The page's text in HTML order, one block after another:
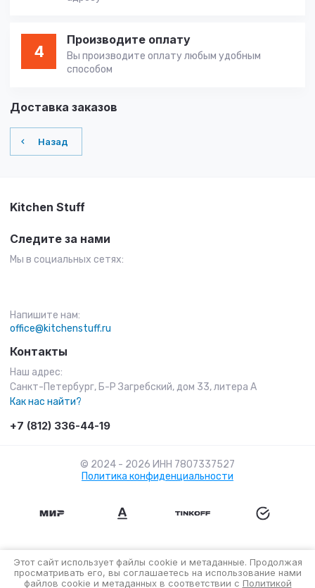
4
Производите оплату
Вы производите оплату любым удобным
способом
Доставка заказов
Назад
Kitchen Stuff
Следите за нами
Мы в социальных сетях:
Напишите нам:
office@kitchenstuff.ru
Контакты
Наш адрес:
Санкт-Петербург, Б-Р Загребский, дом 33, литера А
Как нас найти?
+7 (812) 336-44-19
© 2024 - 2026 ИНН 7807337527
Политика конфиденциальности
Этот сайт использует файлы cookie и метаданные. Продолжая
просматривать его, вы соглашаетесь на использование нами
файлов cookie и метаданных в соответствии с Политикой